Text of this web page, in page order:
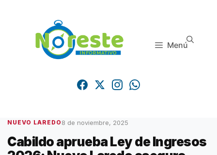
Menú
NUEVO LAREDO 8 de noviembre, 2025
Cabildo aprueba Ley de Ingresos